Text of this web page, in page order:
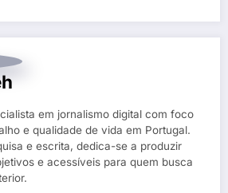
em jornalismo digital com foco
e qualidade de vida em Portugal.
e escrita, dedica-se a produzir
e acessíveis para quem busca